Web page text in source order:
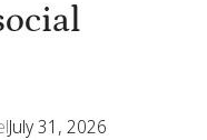
July 31, 2026